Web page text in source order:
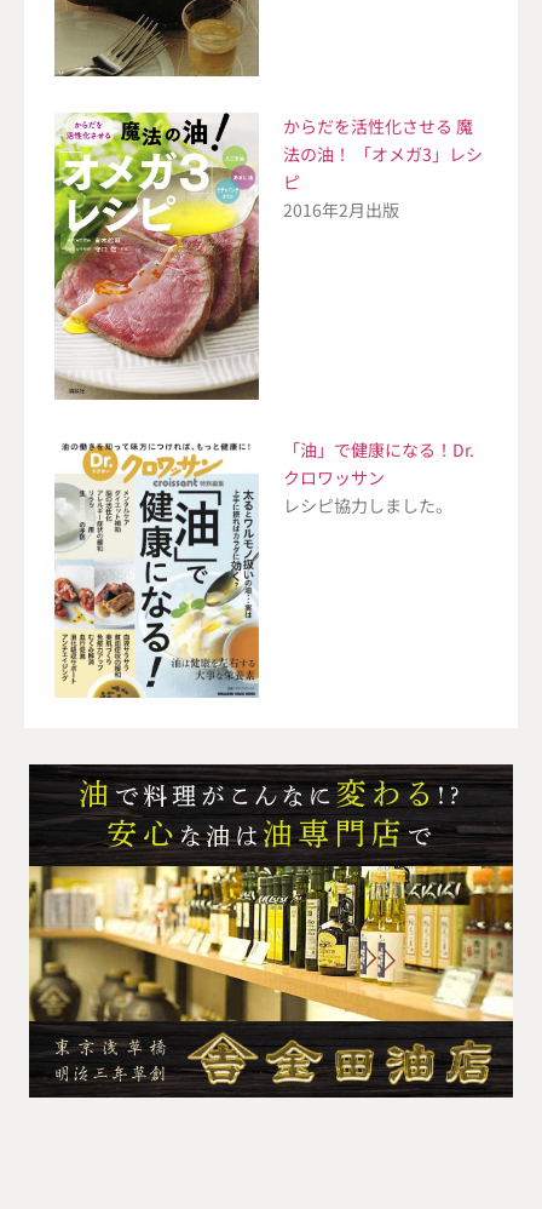
からだを活性化させる 魔
法の油！ 「オメガ3」レシ
ピ
2016年2月出版
「油」で健康になる！Dr.
クロワッサン
レシピ協力しました。